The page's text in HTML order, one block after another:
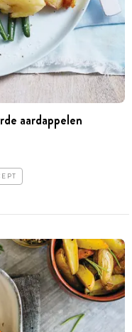
aardappelen